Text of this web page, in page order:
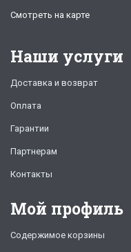
Смотреть на карте
Наши услуги
Доставка и возврат
Оплата
Гарантии
Партнерам
Контакты
Мой профиль
Содержимое корзины